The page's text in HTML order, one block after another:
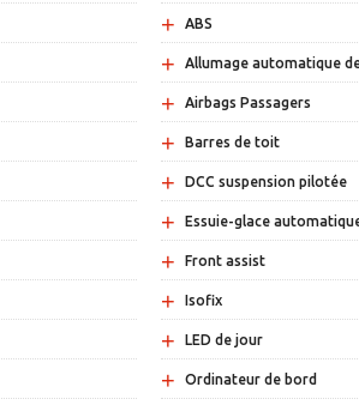
+ ABS
+ Allumage automatique
+ Airbags Passagers
+ Barres de toit
+ DCC suspension pilotée
+ Essuie-glace
+ Front assist
+ Isofix
+ LED de jour
+ Ordinateur de bord